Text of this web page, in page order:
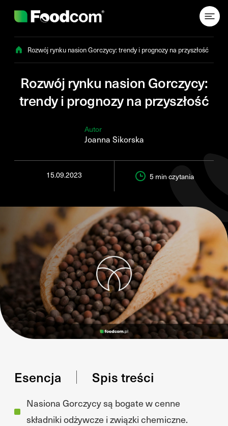
Rozwój rynku nasion Gorczycy: trendy i prognozy na przyszłość
Rozwój rynku nasion Gorczycy:
trendy i prognozy na przyszłość
Autor
Joanna Sikorska
15.09.2023 5 min czytania
Esencja Spis treści
Nasiona Gorczycy są bogate w cenne
składniki odżywcze i związki chemiczne.